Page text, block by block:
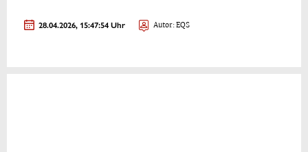
28.04.2026, 15:47:54 Uhr Autor: EQS